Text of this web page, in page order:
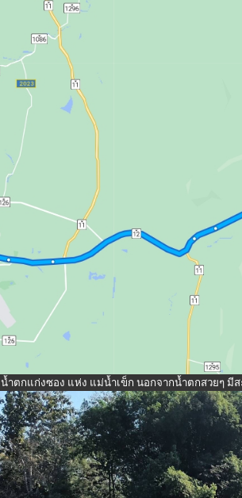
น้ำตกแก่งซอง แห่ง แม่น้ำเข็ก นอกจากน้ำตกสวยๆ มี